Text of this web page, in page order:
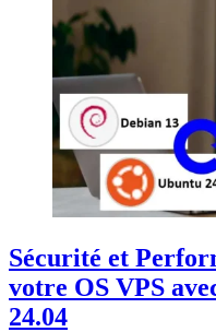
Sécurité et
votre OS VPS
24.04